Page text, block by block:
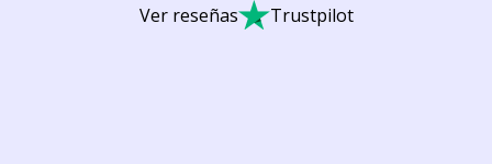
Ver reseñas
Trustpilot